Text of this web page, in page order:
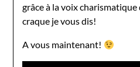
grâce à la voix charismatique
craque je vous dis!
A vous maintenant!